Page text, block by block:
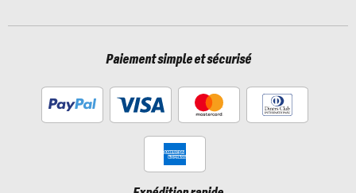
Paiement simple et sécurisé